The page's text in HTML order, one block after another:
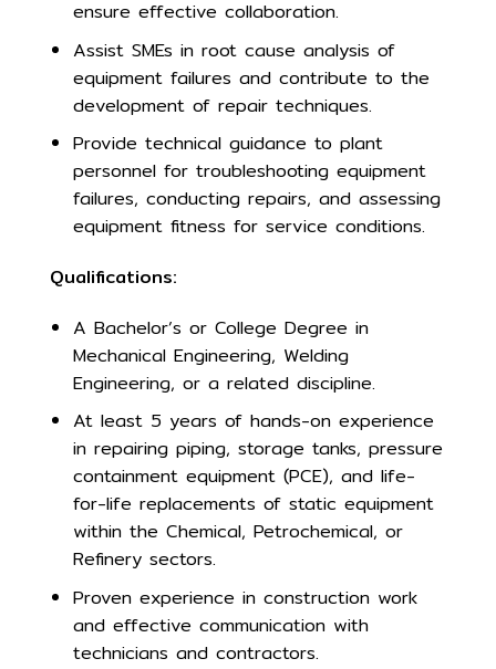
ensure effective collaboration.
Assist SMEs in root cause analysis of
equipment failures and contribute to the
development of repair techniques.
Provide technical guidance to plant
personnel for troubleshooting equipment
failures, conducting repairs, and assessing
equipment fitness for service conditions.
Qualifications:
A Bachelor’s or College Degree in
Mechanical Engineering, Welding
Engineering, or a related discipline.
At least 5 years of hands-on experience
in repairing piping, storage tanks, pressure
containment equipment (PCE), and life-
for-life replacements of static equipment
within the Chemical, Petrochemical, or
Refinery sectors.
Proven experience in construction work
and effective communication with
technicians and contractors.